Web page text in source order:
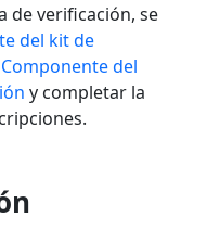
de verificación, se
del kit de
Componente del
y completar la